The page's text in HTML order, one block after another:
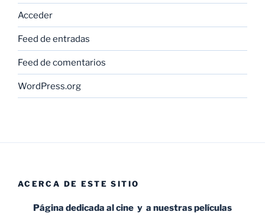
Acceder
Feed de entradas
Feed de comentarios
WordPress.org
ACERCA DE ESTE SITIO
Página dedicada al cine y a nuestras películas